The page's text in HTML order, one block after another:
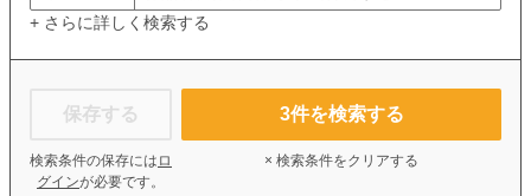
+ さらに詳しく検索する
保存する
検索条件の保存には ロ
グインが必要です。
3件を検索する
× 検索条件をクリアする